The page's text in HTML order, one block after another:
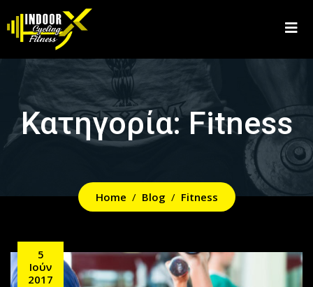
Κατηγορία:Fitness
Home Blog Fitness
5
Ιούν
2017